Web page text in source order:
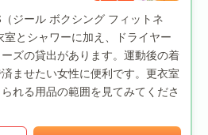
ジール ボクシング フィットネ
とシャワーに加え、ドライヤー
ズの貸出があります。運動後の着
ませたい女性に便利です。更衣室
れる用品の範囲を見てみてくださ